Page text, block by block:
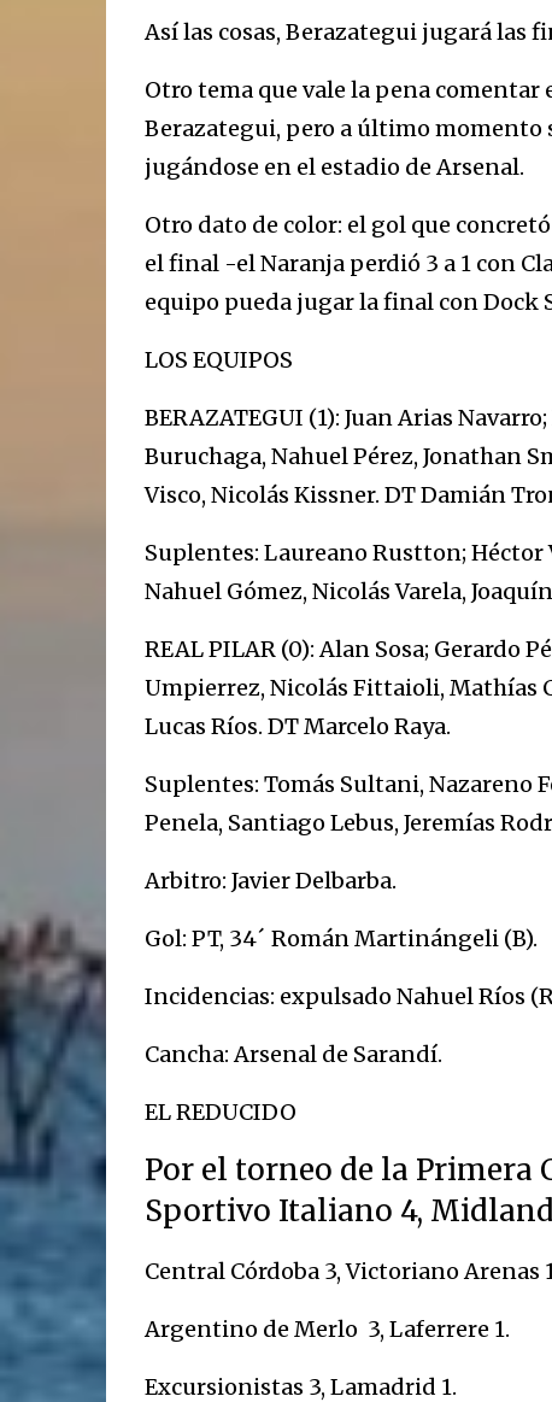
Así las cosas, Berazategui jugará las
Otro tema que vale la pena comentar
Berazategui, pero a último momento
jugándose en el estadio de Arsenal.
Otro dato de color: el gol que
el final -el Naranja perdió 3 a 1 con
equipo pueda jugar la final con Dock
LOS EQUIPOS
BERAZATEGUI (1): Juan Arias
Buruchaga, Nahuel Pérez, Jonathan
Visco, Nicolás Kissner. DT Damián
Suplentes: Laureano Rustton;
Nahuel Gómez, Nicolás Varela,
REAL PILAR (0): Alan Sosa; Gerardo
Umpierrez, Nicolás Fittaioli, Mathías
Lucas Ríos. DT Marcelo Raya.
Suplentes: Tomás Sultani, Nazareno
Penela, Santiago Lebus, Jeremías
Arbitro: Javier Delbarba.
Gol: PT, 34´ Román Martinángeli (B).
Incidencias: expulsado Nahuel Ríos
Cancha: Arsenal de Sarandí.
EL REDUCIDO
Por el torneo de la Primera
Sportivo Italiano 4,
Central Córdoba 3, Victoriano Arenas
Argentino de Merlo 3, Laferrere 1.
Excursionistas 3, Lamadrid 1.